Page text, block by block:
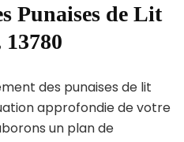
Punaises de Lit
13780
des punaises de lit
approfondie de votre
un plan de